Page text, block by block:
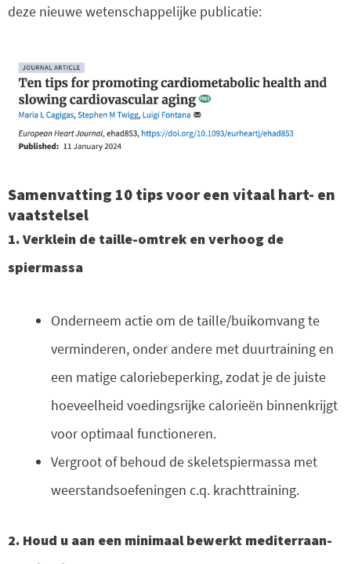
deze nieuwe wetenschappelijke publicatie:
Samenvatting 10 tips voor een vitaal hart- en
vaatstelsel
1. Verklein de taille-omtrek en verhoog de
spiermassa
Onderneem actie om de taille/buikomvang te
verminderen, onder andere met duurtraining en
een matige caloriebeperking, zodat je de juiste
hoeveelheid voedingsrijke calorieën binnenkrijgt
voor optimaal functioneren.
Vergroot of behoud de skeletspiermassa met
weerstandsoefeningen c.q. krachttraining.
2. Houd u aan een minimaal bewerkt mediterraan-